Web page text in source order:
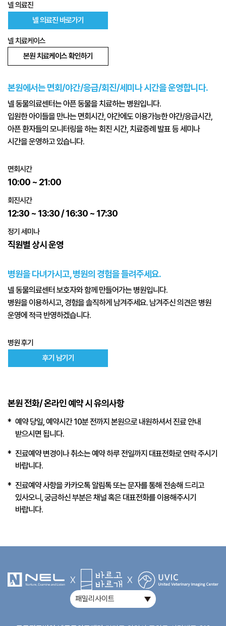
넬 의료진
넬 의료진 바로가기
넬 치료케이스
본원 치료케이스 확인하기
본원에서는 면회/야간/응급/회진/세미나 시간을 운영합니다.
넬 동물의료센터는 아픈 동물을 치료하는 병원입니다.
입원한 아이들을 만나는 면회시간, 야간에도 이용가능한 야간/응급시간,
아픈 환자들의 모니터링을 하는 회진 시간, 치료증례 발표 등 세미나
시간을 운영하고 있습니다.
면회시간
10:00 ~ 21:00
회진시간
12:30 ~ 13:30 / 16:30 ~ 17:30
정기 세미나
직원별 상시 운영
병원을 다녀가시고, 병원의 경험을 들려주세요.
넬 동물의료센터 보호자와 함께 만들어가는 병원입니다.
병원을 이용하시고, 경험을 솔직하게 남겨주세요. 남겨주신 의견은 병원
운영에 적극 반영하겠습니다.
병원 후기
후기 남기기
본원 전화/ 온라인 예약 시 유의사항
예약 당일, 예약시간 10분 전까지 본원으로 내원하셔서 진료 안내
받으시면 됩니다.
진료예약 변경이나 취소는 예약 하루 전일까지 대표전화로 연락 주시기
바랍니다.
진료예약 사항을 카카오톡 알림톡 또는 문자를 통해 전송해 드리고
있사오니, 궁금하신 부분은 채널 혹은 대표전화를 이용해주시기
바랍니다.
X X
패밀리사이트